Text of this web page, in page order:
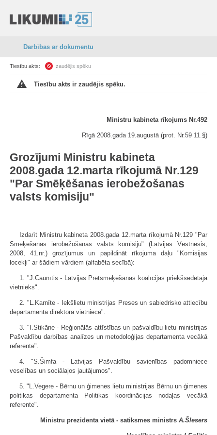
Darbības ar dokumentu
Tiesību akts: zaudējis spēku
Tiesību akts ir zaudējis spēku.
Ministru kabineta rīkojums Nr.492
Rīgā 2008.gada 19.augustā (prot. Nr.59 11.§)
Grozījumi Ministru kabineta
2008.gada 12.marta rīkojumā Nr.129
"Par Smēķēšanas ierobežošanas
valsts komisiju"
Izdarīt Ministru kabineta 2008.gada 12.marta rīkojumā Nr.129 "Par
Smēķēšanas ierobežošanas valsts komisiju" (Latvijas Vēstnesis,
2008, 41.nr.) grozījumus un papildināt rīkojuma daļu "Komisijas
locekļi" ar šādiem vārdiem (alfabēta secībā):
1. "J.Caunītis - Latvijas Pretsmēķēšanas koalīcijas priekšsēdētāja
vietnieks".
2. "L.Karnīte - Iekšlietu ministrijas Preses un sabiedrisko attiecību
departamenta direktora vietniece".
3. "I.Stikāne - Reģionālās attīstības un pašvaldību lietu ministrijas
Pašvaldību darbības analīzes un metodoloģijas departamenta vecākā
referente".
4. "S.Šimfa - Latvijas Pašvaldību savienības padomniece
veselības un sociālajos jautājumos".
5. "L.Vegere - Bērnu un ģimenes lietu ministrijas Bērnu un ģimenes
politikas departamenta Politikas koordinācijas nodaļas vecākā
referente".
Ministru prezidenta vietā - satiksmes ministrs A.Šlesers